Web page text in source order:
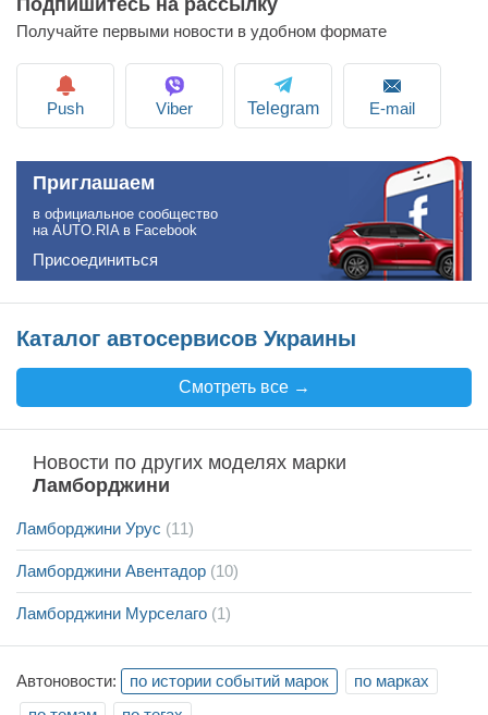
Получайте первыми новости в удобном формате
Push Viber Telegram E-mail
Приглашаем
в официальное сообщество
на AUTO.RIA в Facebook
Присоединиться
Каталог автосервисов Украины
Смотреть все →
Новости по других моделях марки
Ламборджини
Ламборджини Урус (11)
Ламборджини Авентадор (10)
Ламборджини Мурселаго (1)
Автоновости: по истории событий марок
по марках